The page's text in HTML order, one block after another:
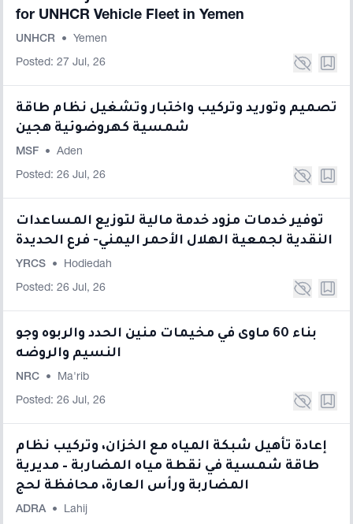
for UNHCR Vehicle Fleet in Yemen
UNHCR • Yemen
Posted: 27 Jul, 26
تصميم وتوريد وتركيب واختبار وتشغيل نظام طاقة
شمسية كهروضوئية هجين
MSF • Aden
Posted: 26 Jul, 26
توفير خدمات مزود خدمة مالية لتوزيع المساعدات
النقدية لجمعية الهلال الأحمر اليمني- فرع الحديدة
YRCS • Hodiedah
Posted: 26 Jul, 26
بناء 60 ماوى في مخيمات منين الحدد والربوه وجو
النسيم والروضه
NRC • Ma'rib
Posted: 26 Jul, 26
إعادة تأهيل شبكة المياه مع الخزان، وتركيب نظام
طاقة شمسية في نقطة مياه المضاربة – مديرية
المضاربة ورأس العارة، محافظة لحج
ADRA • Lahij